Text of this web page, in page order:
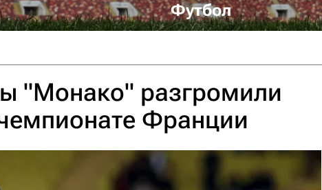
Футбол
"Монако" разгромили
Франции